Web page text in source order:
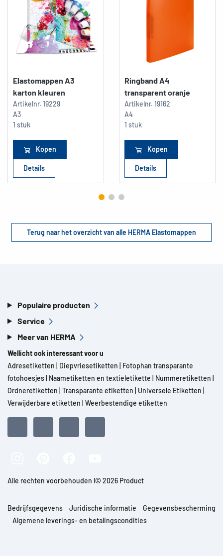
Elastomappen A3
karton kleuren
Artikelnr. 19229
A3
1 stuk
Kopen
Details
Ringband A4
transparent oranje
Artikelnr. 19162
A4
1 stuk
Kopen
Details
Terug naar het overzicht van alle HERMA Elastomappen
Populaire producten
Service
Meer van HERMA
Wellicht ook interessant voor u
Adresetiketten
Diepvriesetiketten
Fotophan transparante
fotohoesjes Naametiketten en textieletikette Nummeretiketten
Ordneretiketten Transparante etiketten Universele Etiketten
Verwijderbare etiketten Weerbestendige etiketten
Alle rechten voorbehouden l© 2026 Product
Bedrijfsgegevens Juridische informatie
Gegevensbescherming
Algemene leverings- en betalingscondities